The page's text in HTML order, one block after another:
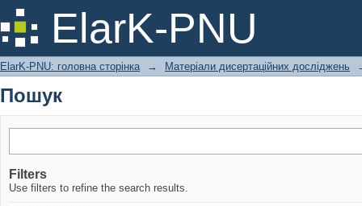
ElarK-PNU
Пошук
ElarK-PNU: головна сторінка → Матеріали дисертаційних досліджень
Пошук
Filters
Use filters to refine the search results.